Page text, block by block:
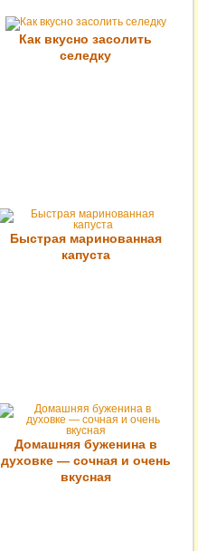
Как вкусно засолить
селедку
Быстрая маринованная
капуста
Домашняя буженина в
духовке — сочная и очень
вкусная